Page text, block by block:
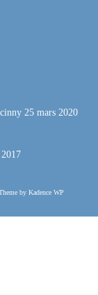
25 mars 2020
by Kadence WP